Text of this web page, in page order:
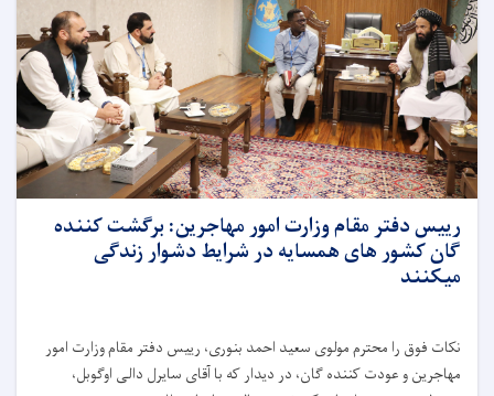
رییس دفتر مقام وزارت امور مهاجرین: برگشت کننده
گان کشور های همسایه در شرایط دشوار زندگی
میکنند
نکات فوق را محترم مولوی سعید احمد بنوری، رییس دفتر مقام وزارت امور
مهاجرین و عودت کننده گان، در دیدار که با آقای سایرل دالی اوگوبل،